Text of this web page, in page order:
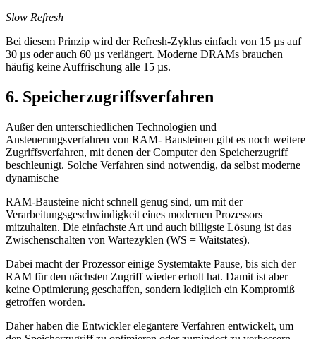
Slow Refresh
Bei diesem Prinzip wird der Refresh-Zyklus einfach von 15 µs auf
30 µs oder auch 60 µs verlängert. Moderne DRAMs brauchen
häufig keine Auffrischung alle 15 µs.
6. Speicherzugriffsverfahren
Außer den unterschiedlichen Technologien und
Ansteuerungsverfahren von RAM- Bausteinen gibt es noch weitere
Zugriffsverfahren, mit denen der Computer den Speicherzugriff
beschleunigt. Solche Verfahren sind notwendig, da selbst moderne
dynamische
RAM-Bausteine nicht schnell genug sind, um mit der
Verarbeitungsgeschwindigkeit eines modernen Prozessors
mitzuhalten. Die einfachste Art und auch billigste Lösung ist das
Zwischenschalten von Wartezyklen (WS = Waitstates).
Dabei macht der Prozessor einige Systemtakte Pause, bis sich der
RAM für den nächsten Zugriff wieder erholt hat. Damit ist aber
keine Optimierung geschaffen, sondern lediglich ein Kompromiß
getroffen worden.
Daher haben die Entwickler elegantere Verfahren entwickelt, um